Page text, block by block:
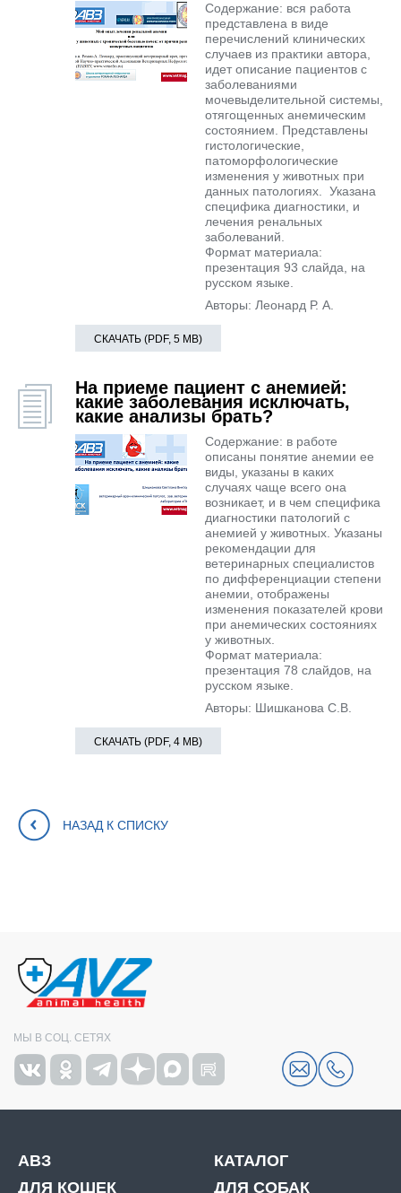
Содержание: вся работа
представлена в виде
перечислений клинических
случаев из практики автора,
идет описание пациентов с
заболеваниями
мочевыделительной системы,
отягощенных анемическим
состоянием. Представлены
гистологические,
патоморфологические
изменения у животных при
данных патологиях. Указана
специфика диагностики, и
лечения ренальных
заболеваний.
Формат материала:
презентация 93 слайда, на
русском языке.
Авторы: Леонард Р. А.
СКАЧАТЬ (PDF, 5 MB)
На приеме пациент с анемией:
какие заболевания исключать,
какие анализы брать?
Содержание: в работе
описаны понятие анемии ее
виды, указаны в каких
случаях чаще всего она
возникает, и в чем специфика
диагностики патологий с
анемией у животных. Указаны
рекомендации для
ветеринарных специалистов
по дифференциации степени
анемии, отображены
изменения показателей крови
при анемических состояниях
у животных.
Формат материала:
презентация 78 слайдов, на
русском языке.
Авторы: Шишканова С.В.
СКАЧАТЬ (PDF, 4 MB)
НАЗАД К СПИСКУ
МЫ В СОЦ. СЕТЯХ
АВЗ
КАТАЛОГ
ДЛЯ КОШЕК
ДЛЯ СОБАК